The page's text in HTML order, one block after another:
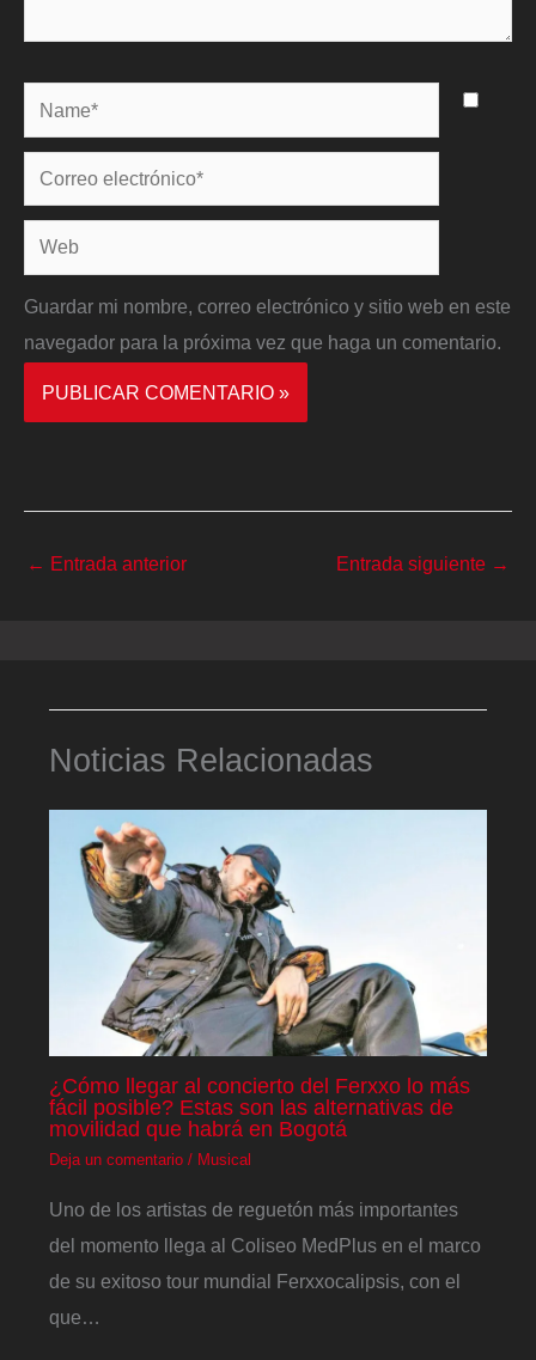
Name*
Correo
electrónico*
Web
Guardar mi nombre, correo electrónico y sitio web en este
navegador para la próxima vez que haga un comentario.
← Entrada anterior Entrada siguiente →
Noticias Relacionadas
¿Cómo llegar al concierto del Ferxxo lo más
fácil posible? Estas son las alternativas de
movilidad que habrá en Bogotá
Deja un comentario / Musical
Uno de los artistas de reguetón más importantes
del momento llega al Coliseo MedPlus en el marco
de su exitoso tour mundial Ferxxocalipsis, con el
que…